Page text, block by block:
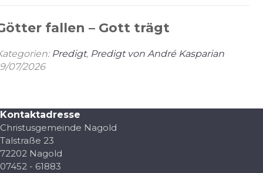
fallen – Gott trägt
Predigt, Predigt von André Kasparian
07/2026
Kontaktadresse
Christusgemeinde Nagold
Talstraße 23
72202 Nagold
07452 - 61883